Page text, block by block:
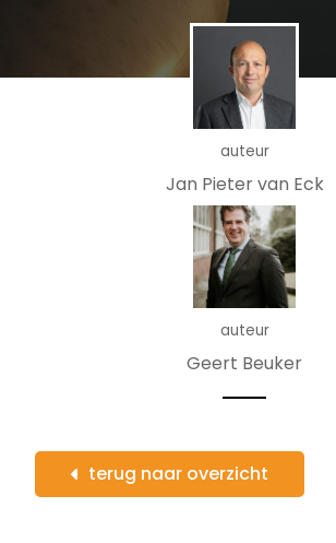
auteur
Jan Pieter van Eck
auteur
Geert Beuker
terug naar overzicht